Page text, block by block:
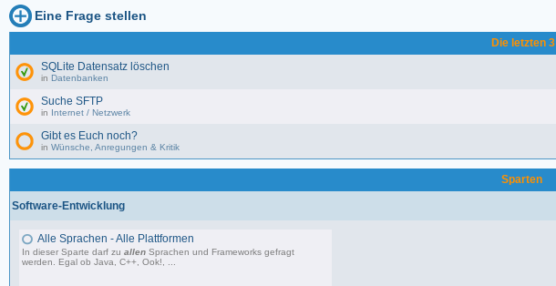
Eine Frage stellen
Die letzten 3
SQLite Datensatz löschen
in Datenbanken
Suche SFTP
in Internet / Netzwerk
Gibt es Euch noch?
in Wünsche, Anregungen & Kritik
Sparten
Software-Entwicklung
Alle Sprachen - Alle Plattformen
In dieser Sparte darf zuallen Sprachen und Frameworks gefragt
werden. Egal ob Java, C++, Ook!, ...